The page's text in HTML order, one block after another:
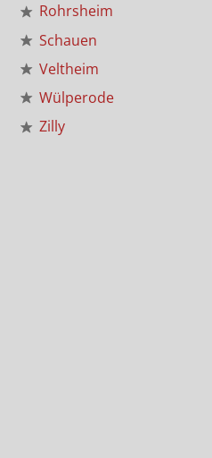
Rohrsheim
Schauen
Veltheim
Wülperode
Zilly